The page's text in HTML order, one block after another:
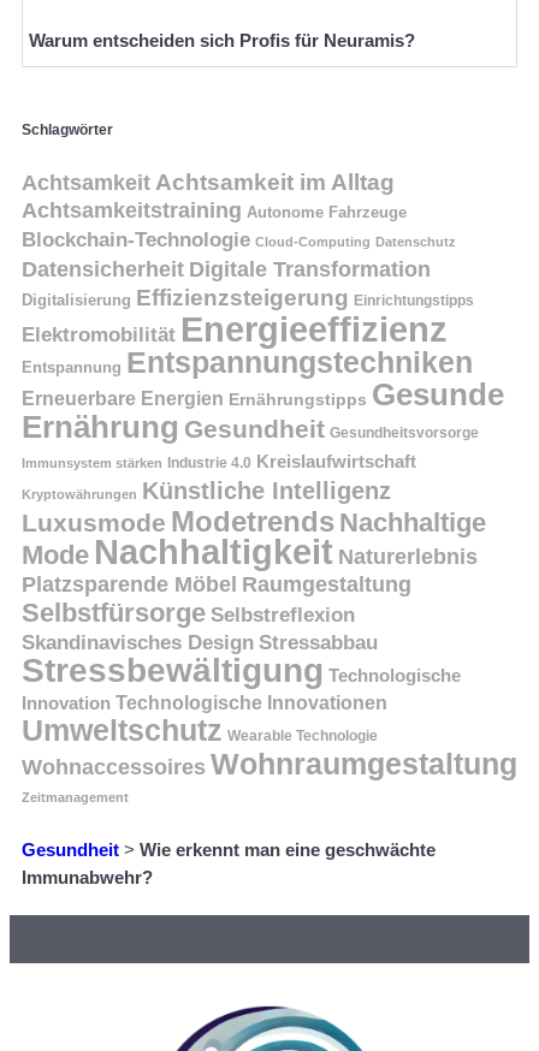
Warum entscheiden sich Profis für Neuramis?
Schlagwörter
AchtsamkeitAchtsamkeit im Alltag
Achtsamkeitstraining Autonome Fahrzeuge
Blockchain-Technologie Cloud-Computing Datenschutz
Datensicherheit Digitale Transformation
Digitalisierung Effizienzsteigerung Einrichtungstipps
Elektromobilität Energieeffizienz
Entspannung Entspannungstechniken
Erneuerbare Energien Ernährungstipps Gesunde
Ernährung Gesundheit Gesundheitsvorsorge
Immunsystem stärken Industrie 4.0 Kreislaufwirtschaft
Kryptowährungen Künstliche Intelligenz
Luxusmode Modetrends Nachhaltige
Mode Nachhaltigkeit Naturerlebnis
Platzsparende Möbel Raumgestaltung
Selbstfürsorge Selbstreflexion
Skandinavisches Design Stressabbau
Stressbewältigung Technologische
Innovation Technologische Innovationen
Umweltschutz Wearable Technologie
Wohnaccessoires Wohnraumgestaltung
Zeitmanagement
Gesundheit > Wie erkennt man eine geschwächte
Immunabwehr?